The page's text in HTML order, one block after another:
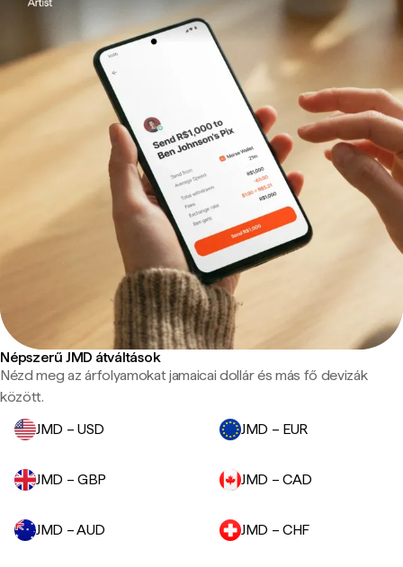
Népszerű JMD átváltások
Nézd meg az árfolyamokat jamaicai dollár és más fő devizák
között.
JMD – USD
JMD – EUR
JMD – GBP JMD – CAD
JMD – AUD JMD – CHF